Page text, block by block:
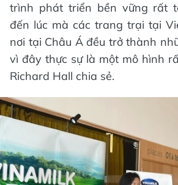
trình phát triển bền vững rất
đến lúc mà các trang trại tại
nơi tại Châu Á đều trở thành
vì đây thực sự là một mô hình
Richard Hall chia sẻ.